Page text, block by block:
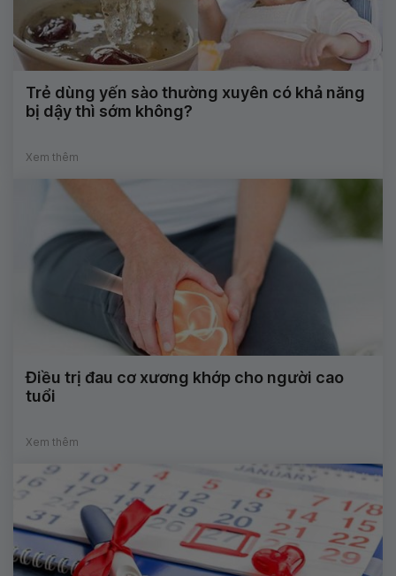
Trẻ dùng yến sào thường xuyên có khả năng
bị dậy thì sớm không?
Xem thêm
Điều trị đau cơ xương khớp cho người cao
tuổi
Xem thêm